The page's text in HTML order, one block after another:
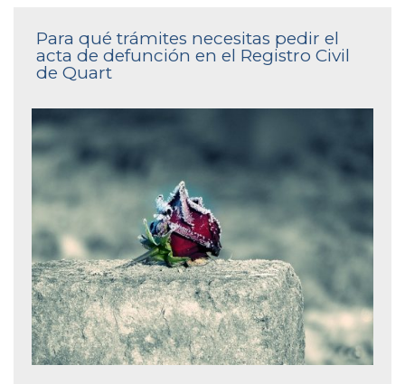
Para qué trámites necesitas pedir el
acta de defunción en el Registro Civil
de Quart